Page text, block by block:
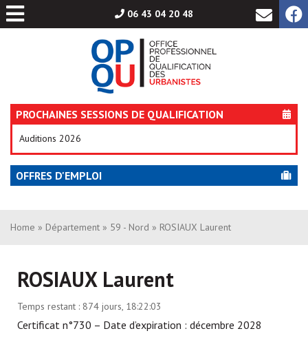
06 43 04 20 48
PROCHAINES SESSIONS DE QUALIFICATION
Auditions 2026
OFFRES D'EMPLOI
Aller
au
Home » Département » 59 - Nord » ROSIAUX Laurent
ROSIAUX Laurent
Temps restant : 874 jours, 18:22:03
Certificat n°730 – Date d’expiration : décembre 2028